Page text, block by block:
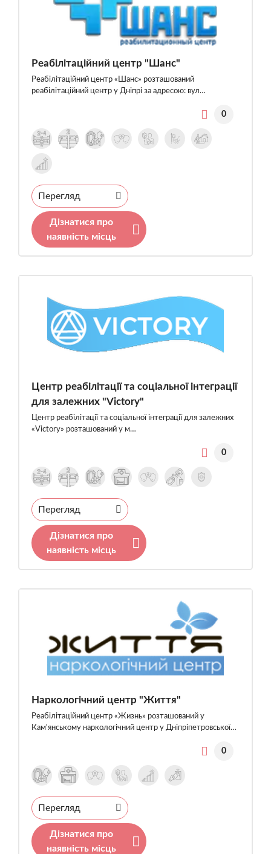
Реабілітаційний центр "Шанс"
Реабілітаційний центр «Шанс» розташований
реабілітаційний центр у Дніпрі за адресою: вул…
0
Перегляд
Дізнатися про
наявність місць
Центр реабілітації та соціальної інтеграції
для залежних "Victory"
Центр реабілітації та соціальної інтеграції для залежних
«Victory» розташований у м…
0
Перегляд
Дізнатися про
наявність місць
Наркологічний центр "Життя"
Реабілітаційний центр «Жизнь» розташований у
Кам'янському наркологічний центр у Дніпріпетровської…
0
Перегляд
Дізнатися про
наявність місць